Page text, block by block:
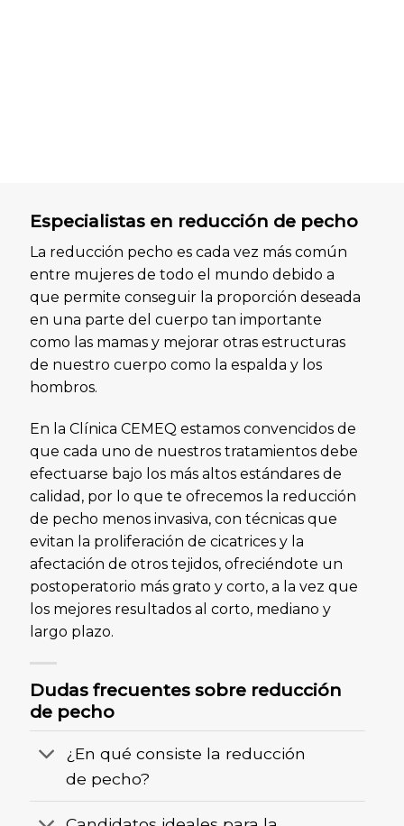
Especialistas en reducción de pecho
La reducción pecho es cada vez más común
entre mujeres de todo el mundo debido a
que permite conseguir la proporción deseada
en una parte del cuerpo tan importante
como las mamas y mejorar otras estructuras
de nuestro cuerpo como la espalda y los
hombros.
En la Clínica CEMEQ estamos convencidos de
que cada uno de nuestros tratamientos debe
efectuarse bajo los más altos estándares de
calidad, por lo que te ofrecemos la reducción
de pecho menos invasiva, con técnicas que
evitan la proliferación de cicatrices y la
afectación de otros tejidos, ofreciéndote un
postoperatorio más grato y corto, a la vez que
los mejores resultados al corto, mediano y
largo plazo.
Dudas frecuentes sobre reducción
de pecho
¿En qué consiste la reducción
de pecho?